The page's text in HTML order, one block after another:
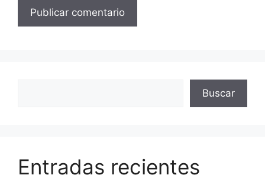
Buscar
Entradas recientes